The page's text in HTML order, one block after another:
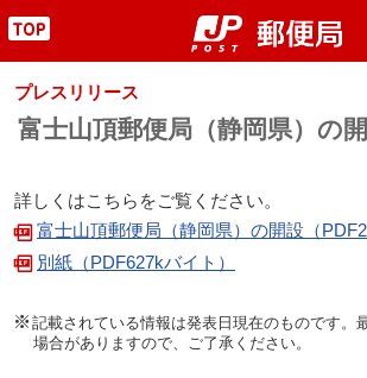
"
プレスリリース
富士山頂郵便局（静岡県）の
詳しくはこちらをご覧ください。
富士山頂郵便局（静岡県）の開設（
別紙（PDF627kバイト）
記載されている情報は発表日現在のものです。
場合がありますので、ご了承ください。